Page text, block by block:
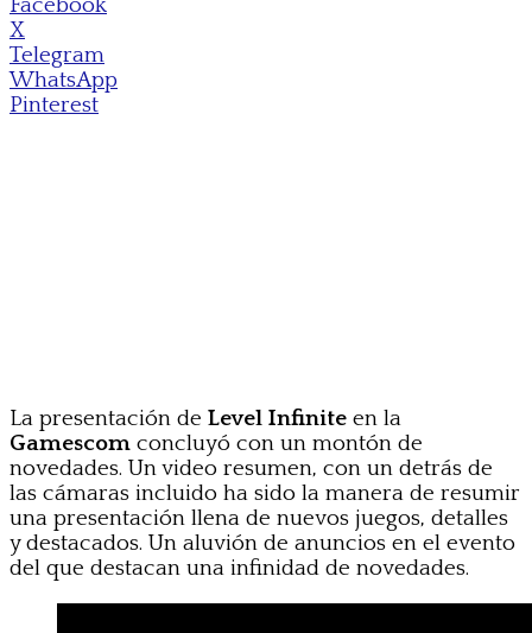
Facebook
X
Telegram
WhatsApp
Pinterest
La presentación de Level Infinite en la
Gamescom concluyó con un montón de
novedades. Un video resumen, con un detrás de
las cámaras incluido ha sido la manera de resumir
una presentación llena de nuevos juegos, detalles
y destacados. Un aluvión de anuncios en el evento
del que destacan una infinidad de novedades.